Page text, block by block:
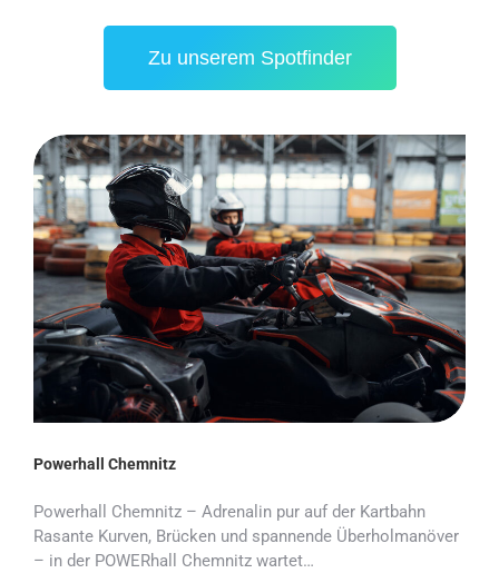
Zu unserem Spotfinder
Powerhall Chemnitz
Powerhall Chemnitz – Adrenalin pur auf der Kartbahn
Rasante Kurven, Brücken und spannende Überholmanöver
– in der POWERhall Chemnitz wartet…